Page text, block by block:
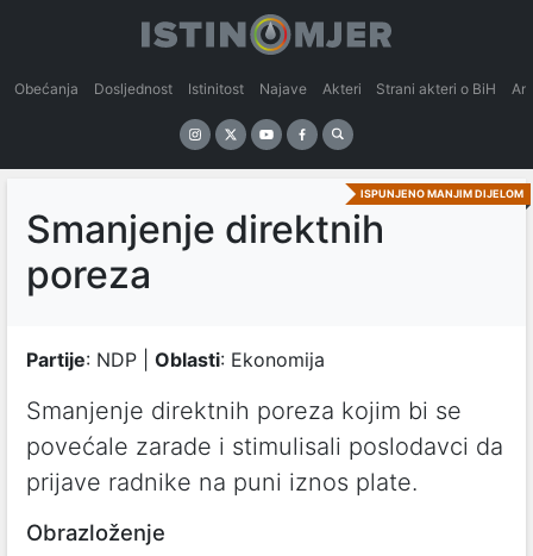
Obećanja Dosljednost Istinitost Najave Akteri Strani akteri o BiH
ISPUNJENO MANJIM DIJELOM
Smanjenje direktnih
poreza
Partije: NDP | Oblasti: Ekonomija
Smanjenje direktnih poreza kojim bi se
povećale zarade i stimulisali poslodavci da
prijave radnike na puni iznos plate.
Obrazloženje